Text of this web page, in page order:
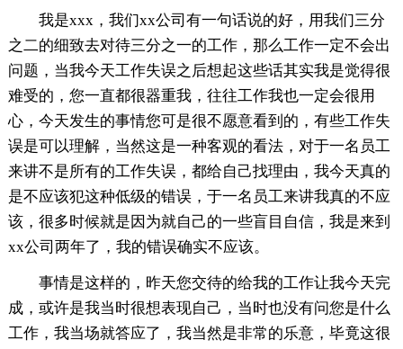
我是xxx，我们xx公司有一句话说的好，用我们三分
之二的细致去对待三分之一的工作，那么工作一定不会出
问题，当我今天工作失误之后想起这些话其实我是觉得很
难受的，您一直都很器重我，往往工作我也一定会很用
心，今天发生的事情您可是很不愿意看到的，有些工作失
误是可以理解，当然这是一种客观的看法，对于一名员工
来讲不是所有的工作失误，都给自己找理由，我今天真的
是不应该犯这种低级的错误，于一名员工来讲我真的不应
该，很多时候就是因为就自己的一些盲目自信，我是来到
xx公司两年了，我的错误确实不应该。
事情是这样的，昨天您交待的给我的工作让我今天完
成，或许是我当时很想表现自己，当时也没有问您是什么
工作，我当场就答应了，我当然是非常的乐意，毕竟这很